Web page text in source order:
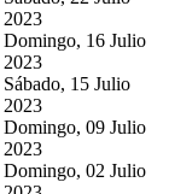
2023
Domingo, 16 Julio
2023
Sábado, 15 Julio
2023
Domingo, 09 Julio
2023
Domingo, 02 Julio